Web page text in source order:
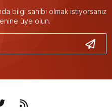
bilgi sahibi olmak istiyorsanız
üye olun.